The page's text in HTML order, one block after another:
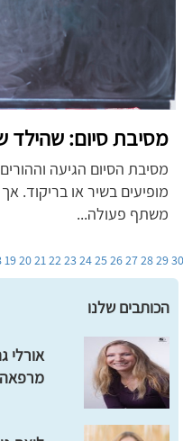
מסיבת סיום: שהילד
מסיבת הסיום הגיעה
מופיעים בשיר או בריקוד.
משתף פעולה...
192021222324252627282930
הכותבים שלנו
אורלי
מרפאה